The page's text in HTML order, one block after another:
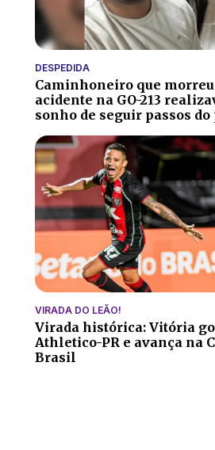
DESPEDIDA
Caminhoneiro que
acidente na GO-213
sonho de seguir passos do
VIRADA DO LEÃO!
Virada histórica: Vitória
Athletico-PR e avança na
Brasil